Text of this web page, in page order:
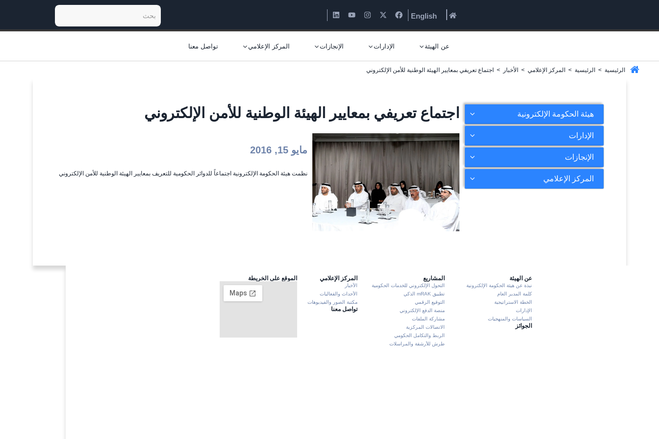
English
عن الهيئة الإدارات الإنجازات المركز الإعلامي تواصل معنا
الرئيسية > الرئيسية > المركز الإعلامي > الأخبار > اجتماع تعريفي بمعايير الهيئة الوطنية للأمن الإلكتروني
هيئة الحكومة الإلكترونية
الإدارات
الإنجازات
المركز الإعلامي
اجتماع تعريفي بمعايير الهيئة الوطنية للأمن الإلكتروني
مايو 15, 2016
نظمت هيئة الحكومة الإلكترونية اجتماعاً للدوائر الحكومية للتعريف بمعايير الهيئة الوطنية للأمن الإلكتروني
عن الهيئة
نبذة عن هيئة الحكومة الإلكترونية
كلمة المدير العام
الخطة الاستراتيجية
الإدارات
السياسات والمنهجيات
الجوائز
المشاريع
التحول الإلكتروني للخدمات الحكومية
تطبيق mRAK الذكي
التوقيع الرقمي
منصة الدفع الإلكتروني
مشاركة الملفات
الاتصالات المركزية
الربط والتكامل الحكومي
طرش للأرشفة والمراسلات
المركز الإعلامي
الأخبار
الأحداث والفعاليات
مكتبة الصور والفيديوهات
تواصل معنا
الموقع على الخريطة